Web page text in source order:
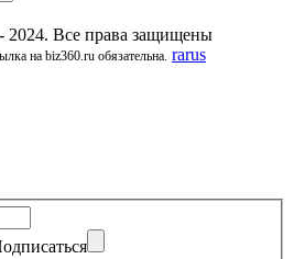
Все права защищены
на biz360.ru обязательна. rarus